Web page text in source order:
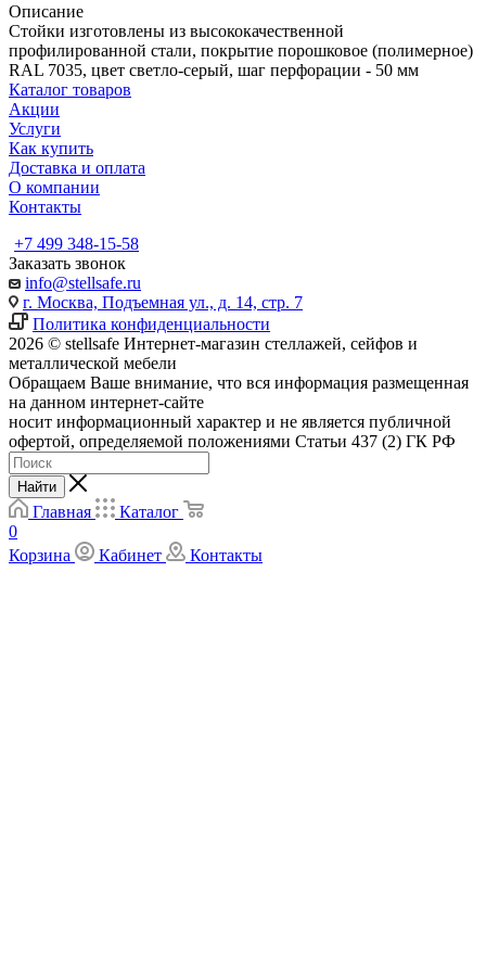
Описание
Стойки изготовлены из высококачественной
профилированной стали, покрытие порошковое (полимерное)
RAL 7035, цвет светло-серый, шаг перфорации - 50 мм
Каталог товаров
Акции
Услуги
Как купить
Доставка и оплата
О компании
Контакты
+7 499 348-15-58
Заказать звонок
info@stellsafe.ru
г. Москва, Подъемная ул., д. 14, стр. 7
Политика конфиденциальности
2026 © stellsafe Интернет-магазин стеллажей, сейфов и
металлической мебели
Обращаем Ваше внимание, что вся информация размещенная
на данном интернет-сайте
носит информационный характер и не является публичной
офертой, определяемой положениями Статьи 437 (2) ГК РФ
Найти
Главная
Каталог
0
Корзина
Кабинет Контакты